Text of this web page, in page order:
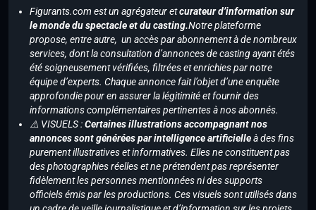
Figurants.com est un agrégateur etcurateur d’information sur
le monde du spectacle et du casting.Notre plateforme
propose, entre autre, un accès par abonnement à de nombreux
services, dont la consultation d’annonces de casting ayant étés
été soigneusement vérifiées, filtrées et enrichies par notre
équipe d’experts. Chaque annonce fait l’objet d’une enquête
approfondie pour en assurer la légitimité et fournir des
informations complémentaires pertinentes à nos abonnés.
⚠️ VISUELS :Certaines illustrations accompagnant nos
annonces sont générées par intelligence artificielleà des fins
purement illustratives et informatives. Elles ne constituent pas
des photographies réelles et ne prétendent pas représenter
fidèlement les personnes mentionnées ni des supports
officiels émis par les productions. Ces visuels sont utilisés dans